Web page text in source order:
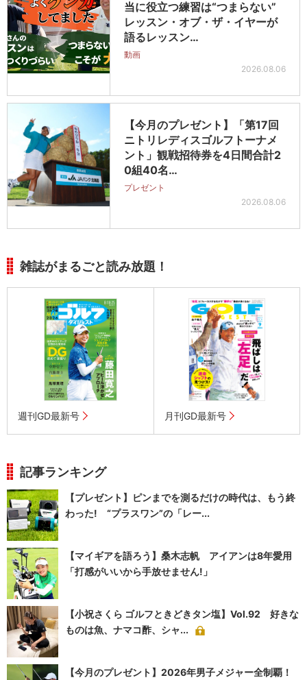
当に役立つ練習は“つまらない”
レッスン・オブ・ザ・イヤーが
語るレッスン…
動画
2026.08.06
【今月のプレゼント】「第17回
ニトリレディスゴルフトーナメ
ント」観戦招待券を4日間合計2
0組40名…
プレゼント
2026.08.06
雑誌がまるごと読み放題！
週刊GD最新号 月刊GD最新号
記事ランキング
【プレゼント】ピンまでを測るだけの時代は、もう終
わった! “プラスワン”の「レー...
【マイギアを語ろう】桑木志帆 アイアンは8年愛用
「打感がいいから手放せません!」
【小祝さくら ゴルフときどきタン塩】Vol.92 好きな
ものは魚、ナマコ酢、シャ...
【今月のプレゼント】2026年男子メジャー全制覇！